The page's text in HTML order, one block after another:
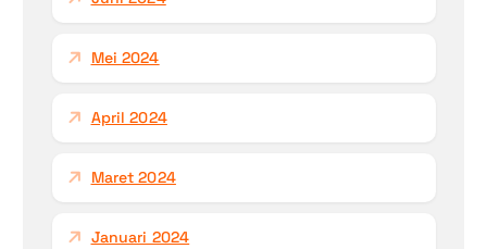
Mei 2024
April 2024
Maret 2024
Januari 2024